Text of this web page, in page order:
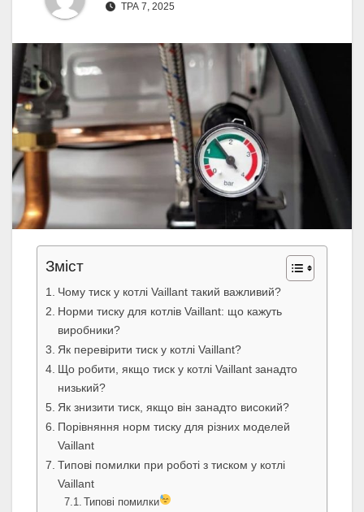
ТРА 7, 2025
Зміст
Чому тиск у котлі Vaillant такий важливий?
Норми тиску для котлів Vaillant: що кажуть
виробники?
Як перевірити тиск у котлі Vaillant?
Що робити, якщо тиск у котлі Vaillant занадто
низький?
Як знизити тиск, якщо він занадто високий?
Порівняння норм тиску для різних моделей
Vaillant
Типові помилки при роботі з тиском у котлі
Vaillant
Типові помилки